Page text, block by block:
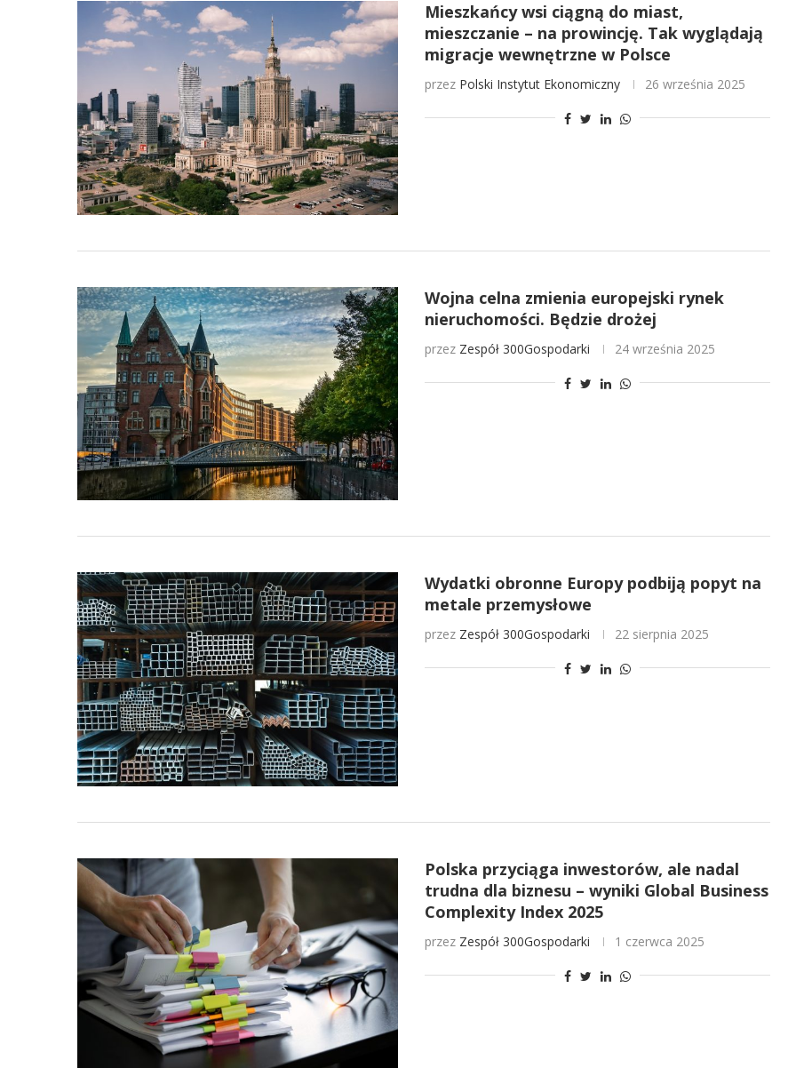
Mieszkańcy wsi ciągną do miast,
mieszczanie – na prowincję. Tak wyglądają
migracje wewnętrzne w Polsce
przez Polski Instytut Ekonomiczny 26 września 2025
Wojna celna zmienia europejski rynek
nieruchomości. Będzie drożej
przez Zespół 300Gospodarki 24 września 2025
Wydatki obronne Europy podbiją popyt na
metale przemysłowe
przez Zespół 300Gospodarki 22 sierpnia 2025
Polska przyciąga inwestorów, ale nadal
trudna dla biznesu – wyniki Global Business
Complexity Index 2025
przez Zespół 300Gospodarki 1 czerwca 2025